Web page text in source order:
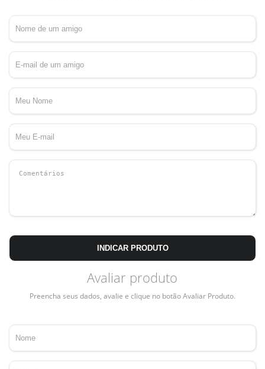
INDICAR PRODUTO
Avaliar produto
Preencha seus dados, avalie e clique no botão Avaliar Produto.